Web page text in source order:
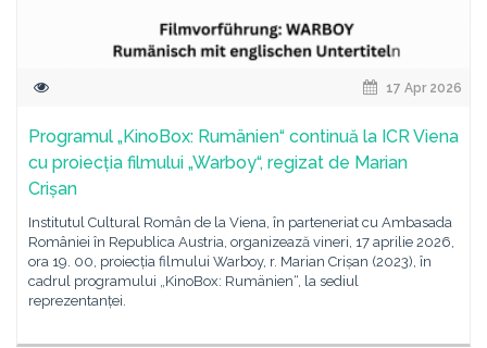
17 Apr 2026
Programul „KinoBox: Rumänien“ continuă la ICR Viena
cu proiecția filmului „Warboy“, regizat de Marian
Crișan
Institutul Cultural Român de la Viena, în parteneriat cu Ambasada
României în Republica Austria, organizează vineri, 17 aprilie 2026,
ora 19. 00, proiecția filmului Warboy, r. Marian Crișan (2023), în
cadrul programului „KinoBox: Rumänien“, la sediul
reprezentanței.